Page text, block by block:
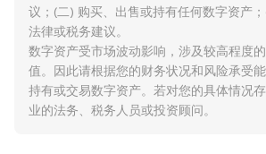
议；(二) 购买、出售或持有任何数字资产；
法律或税务建议。
数字资产受市场波动影响，涉及较高程度
值。因此请根据您的财务状况和风险承受
持有或交易数字资产。若对您的具体情况
业的法务、税务人员或投资顾问。